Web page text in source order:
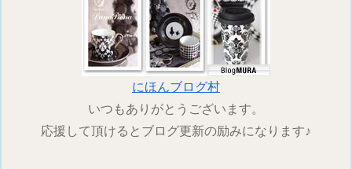
にほんブログ村
いつもありがとうございます。
応援して頂けるとブログ更新の励みになります♪